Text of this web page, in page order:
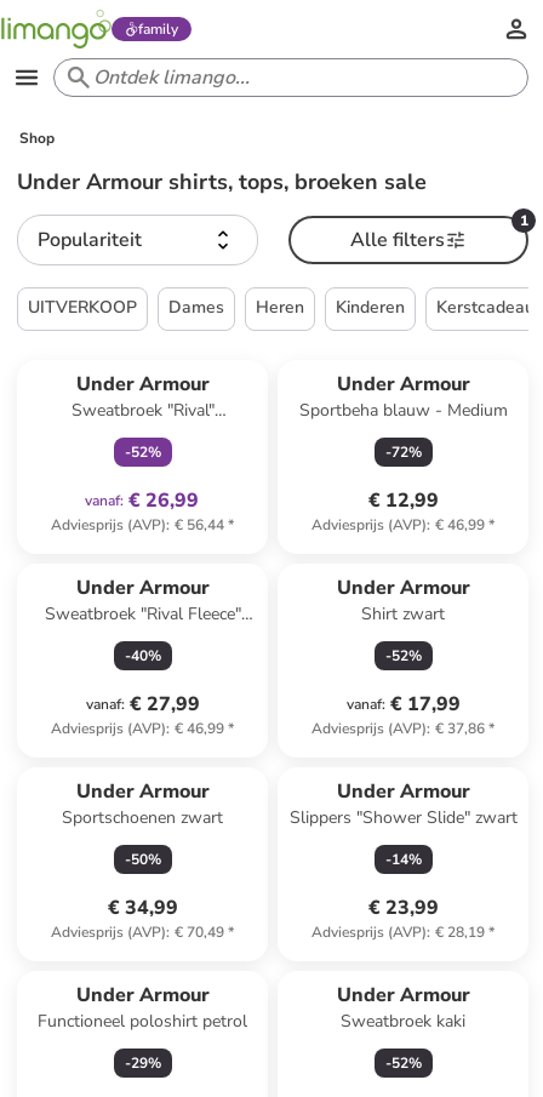
family
Shop
Under Armour shirts, tops, broeken sale
Populariteit
1
Alle filters
UITVERKOOP Dames Heren Kinderen Kerstcadeaus
Under Armour
Sweatbroek "Rival"
donkerblauw
-52%
vanaf: € 26,99
Adviesprijs (AVP): € 56,44*
Under Armour
Sportbeha blauw - Medium
-72%
€ 12,99
Adviesprijs (AVP): € 46,99*
Under Armour
Sweatbroek "Rival Fleece"
zwart
-40%
vanaf: € 27,99
Adviesprijs (AVP): € 46,99*
Under Armour
Shirt zwart
-52%
vanaf: € 17,99
Adviesprijs (AVP): € 37,86*
Under Armour
Sportschoenen zwart
-50%
€ 34,99
Adviesprijs (AVP): € 70,49*
Under Armour
Slippers "Shower Slide" zwart
-14%
€ 23,99
Adviesprijs (AVP): € 28,19*
Under Armour
Functioneel poloshirt petrol
-29%
Under Armour
Sweatbroek kaki
-52%